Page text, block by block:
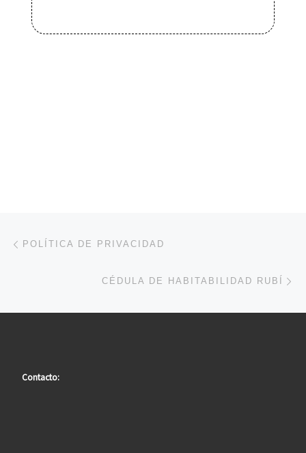
Navegación de entradas
POLÍTICA DE PRIVACIDAD
CÉDULA DE HABITABILIDAD RUBÍ
Contacto: